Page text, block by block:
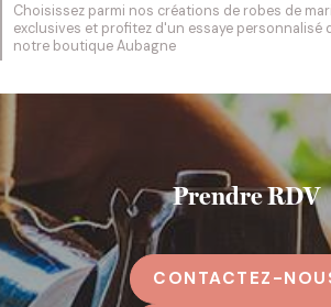
Choisissez parmi nos créations de robes de
exclusives et profitez d'un essaye personnalisé
notre boutique Aubagne
Prendre RDV
CONTACTEZ-